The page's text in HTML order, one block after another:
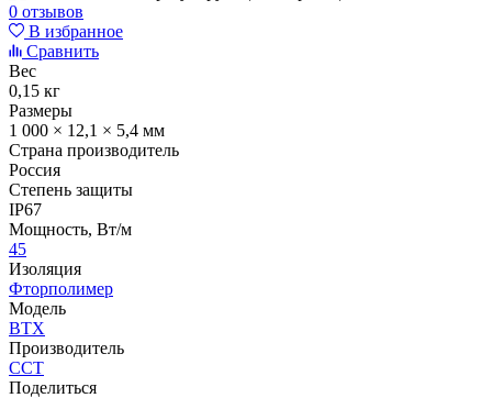
0 отзывов
В избранное
Сравнить
Вес
0,15 кг
Размеры
1 000 × 12,1 × 5,4 мм
Страна производитель
Россия
Степень защиты
IP67
Мощность, Вт/м
45
Изоляция
Фторполимер
Модель
ВТХ
Производитель
ССТ
Поделиться